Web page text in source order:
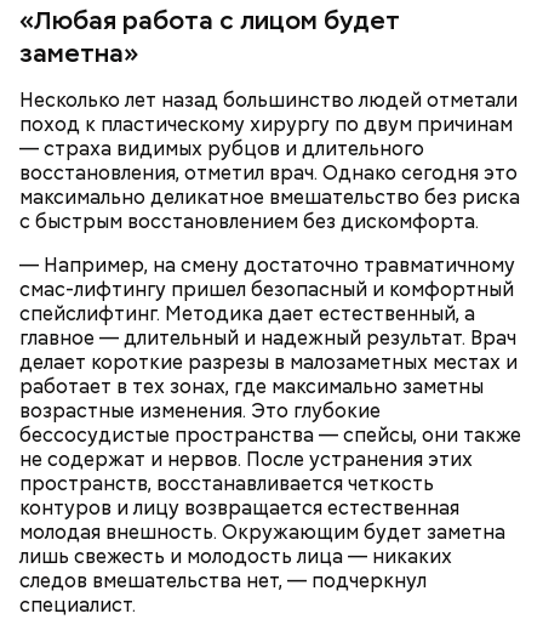
«Любая работа с лицом будет
заметна»
Несколько лет назад большинство людей отметали
поход к пластическому хирургу по двум причинам
— страха видимых рубцов и длительного
восстановления, отметил врач. Однако сегодня это
максимально деликатное вмешательство без риска
с быстрым восстановлением без дискомфорта.
— Например, на смену достаточно травматичному
смас-лифтингу пришел безопасный и комфортный
спейслифтинг. Методика дает естественный, а
главное — длительный и надежный результат. Врач
делает короткие разрезы в малозаметных местах и
работает в тех зонах, где максимально заметны
возрастные изменения. Это глубокие
бессосудистые пространства — спейсы, они также
не содержат и нервов. После устранения этих
пространств, восстанавливается четкость
контуров и лицу возвращается естественная
молодая внешность. Окружающим будет заметна
лишь свежесть и молодость лица — никаких
следов вмешательства нет, — подчеркнул
специалист.
Уберут отеки и улучшат зрение:
диетолог Соломатина рассказала
о пользе кабачков
Кабачки, тушеные с курицей
Как приготовить домашний
майонез: три простых рецепта
Эндокринолог Куликова
объяснила, в чем заключается
польза сезонных овощей и
фруктов
Как выбрать дыню
Фото: Shutterstock